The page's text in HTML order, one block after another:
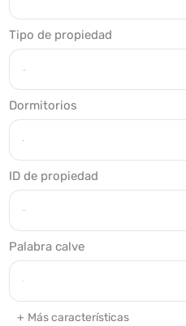
Tipo de propiedad
Dormitorios
ID de propiedad
Palabra calve
Más características